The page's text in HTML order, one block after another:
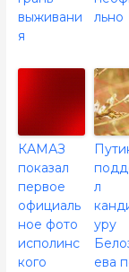
выживани
я
льно
КАМАЗ
показал
первое
официаль
ное фото
исполинс
кого
л
уру
ева